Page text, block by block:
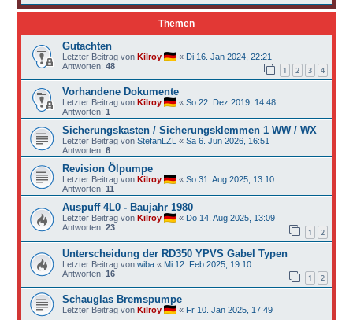
Themen
Gutachten
Letzter Beitrag von Kilroy « Di 16. Jan 2024, 22:21
Antworten: 48 1 2 3 4
Vorhandene Dokumente
Letzter Beitrag von Kilroy « So 22. Dez 2019, 14:48
Antworten: 1
Sicherungskasten / Sicherungsklemmen 1 WW / WX
Letzter Beitrag von StefanLZL « Sa 6. Jun 2026, 16:51
Antworten: 6
Revision Ölpumpe
Letzter Beitrag von Kilroy « So 31. Aug 2025, 13:10
Antworten: 11
Auspuff 4L0 - Baujahr 1980
Letzter Beitrag von Kilroy « Do 14. Aug 2025, 13:09
Antworten: 23 1 2
Unterscheidung der RD350 YPVS Gabel Typen
Letzter Beitrag von wiba« Mi 12. Feb 2025, 19:10
Antworten: 16 1 2
Schauglas Bremspumpe
Letzter Beitrag von Kilroy « Fr 10. Jan 2025, 17:49